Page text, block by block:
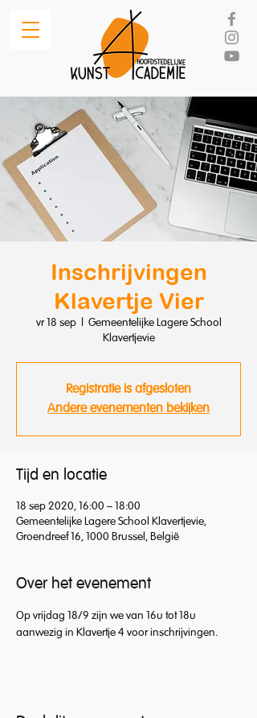
Inschrijvingen
Klavertje Vier
vr 18 sep
  |
Gemeentelijke Lagere School
Klavertjevie
Registratie is afgesloten
Andere evenementen bekijken
Tijd en locatie
18 sep 2020, 16:00 – 18:00
Gemeentelijke Lagere School Klavertjevie,
Groendreef 16, 1000 Brussel, België
Over het evenement
Op vrijdag 18/9 zijn we van 16u tot 18u
aanwezig in Klavertje 4 voor inschrijvingen.